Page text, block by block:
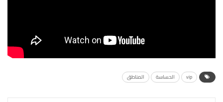
vip الحساسة المناطق